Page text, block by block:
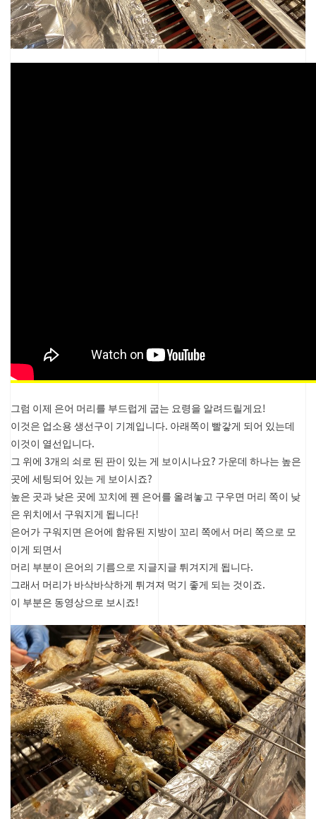
그럼 이제 은어 머리를 부드럽게 굽는 요령을 알려드릴게요!
이것은 업소용 생선구이 기계입니다. 아래쪽이 빨갛게 되어 있는데
이것이 열선입니다.
그 위에 3개의 쇠로 된 판이 있는 게 보이시나요? 가운데 하나는 높은
곳에 세팅되어 있는 게 보이시죠?
높은 곳과 낮은 곳에 꼬치에 꿴 은어를 올려놓고 구우면 머리 쪽이 낮
은 위치에서 구워지게 됩니다!
은어가 구워지면 은어에 함유된 지방이 꼬리 쪽에서 머리 쪽으로 모
이게 되면서
머리 부분이 은어의 기름으로 지글지글 튀겨지게 됩니다.
그래서 머리가 바삭바삭하게 튀겨져 먹기 좋게 되는 것이죠.
이 부분은 동영상으로 보시죠!